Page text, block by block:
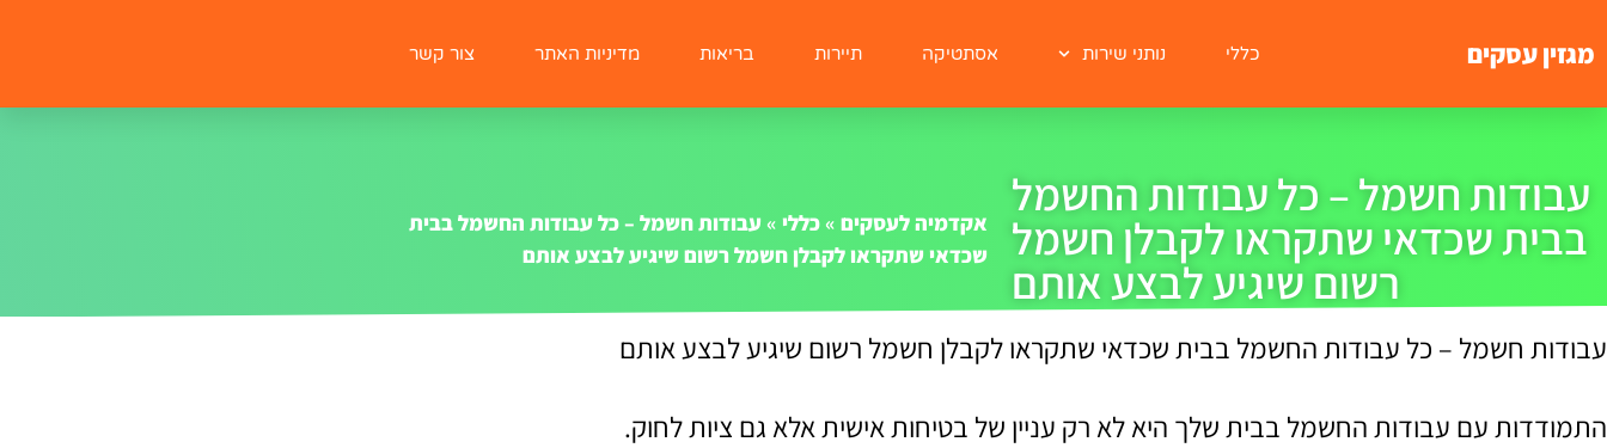
מגזין עסקים כללי נותני שירות אסתטיקה תיירות בריאות מדיניות האתר צור קשר
עבודות חשמל – כל עבודות החשמל
בבית שכדאי שתקראו לקבלן חשמל
רשום שיגיע לבצע אותם
אקדמיה לעסקים» כללי»עבודות חשמל – כל עבודות החשמל בבית
שכדאי שתקראו לקבלן חשמל רשום שיגיע לבצע אותם
עבודות חשמל – כל עבודות החשמל בבית שכדאי שתקראו לקבלן חשמל רשום שיגיע לבצע אותם
התמודדות עם עבודות החשמל בבית שלך היא לא רק עניין של בטיחות אישית אלא גם ציות לחוק.